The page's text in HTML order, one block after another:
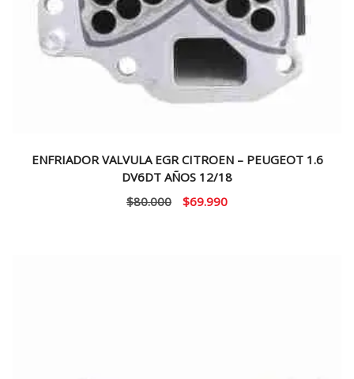
ENFRIADOR VALVULA EGR CITROEN – PEUGEOT 1.6
DV6DT AÑOS 12/18
$80.000
El
$69.990El